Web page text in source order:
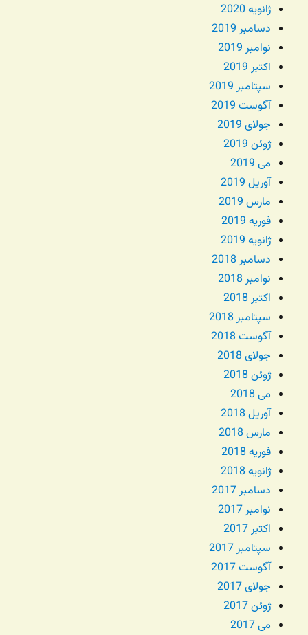
ژانویه 2020
دسامبر 2019
نوامبر 2019
اکتبر 2019
سپتامبر 2019
آگوست 2019
جولای 2019
ژوئن 2019
می 2019
آوریل 2019
مارس 2019
فوریه 2019
ژانویه 2019
دسامبر 2018
نوامبر 2018
اکتبر 2018
سپتامبر 2018
آگوست 2018
جولای 2018
ژوئن 2018
می 2018
آوریل 2018
مارس 2018
فوریه 2018
ژانویه 2018
دسامبر 2017
نوامبر 2017
اکتبر 2017
سپتامبر 2017
آگوست 2017
جولای 2017
ژوئن 2017
می 2017